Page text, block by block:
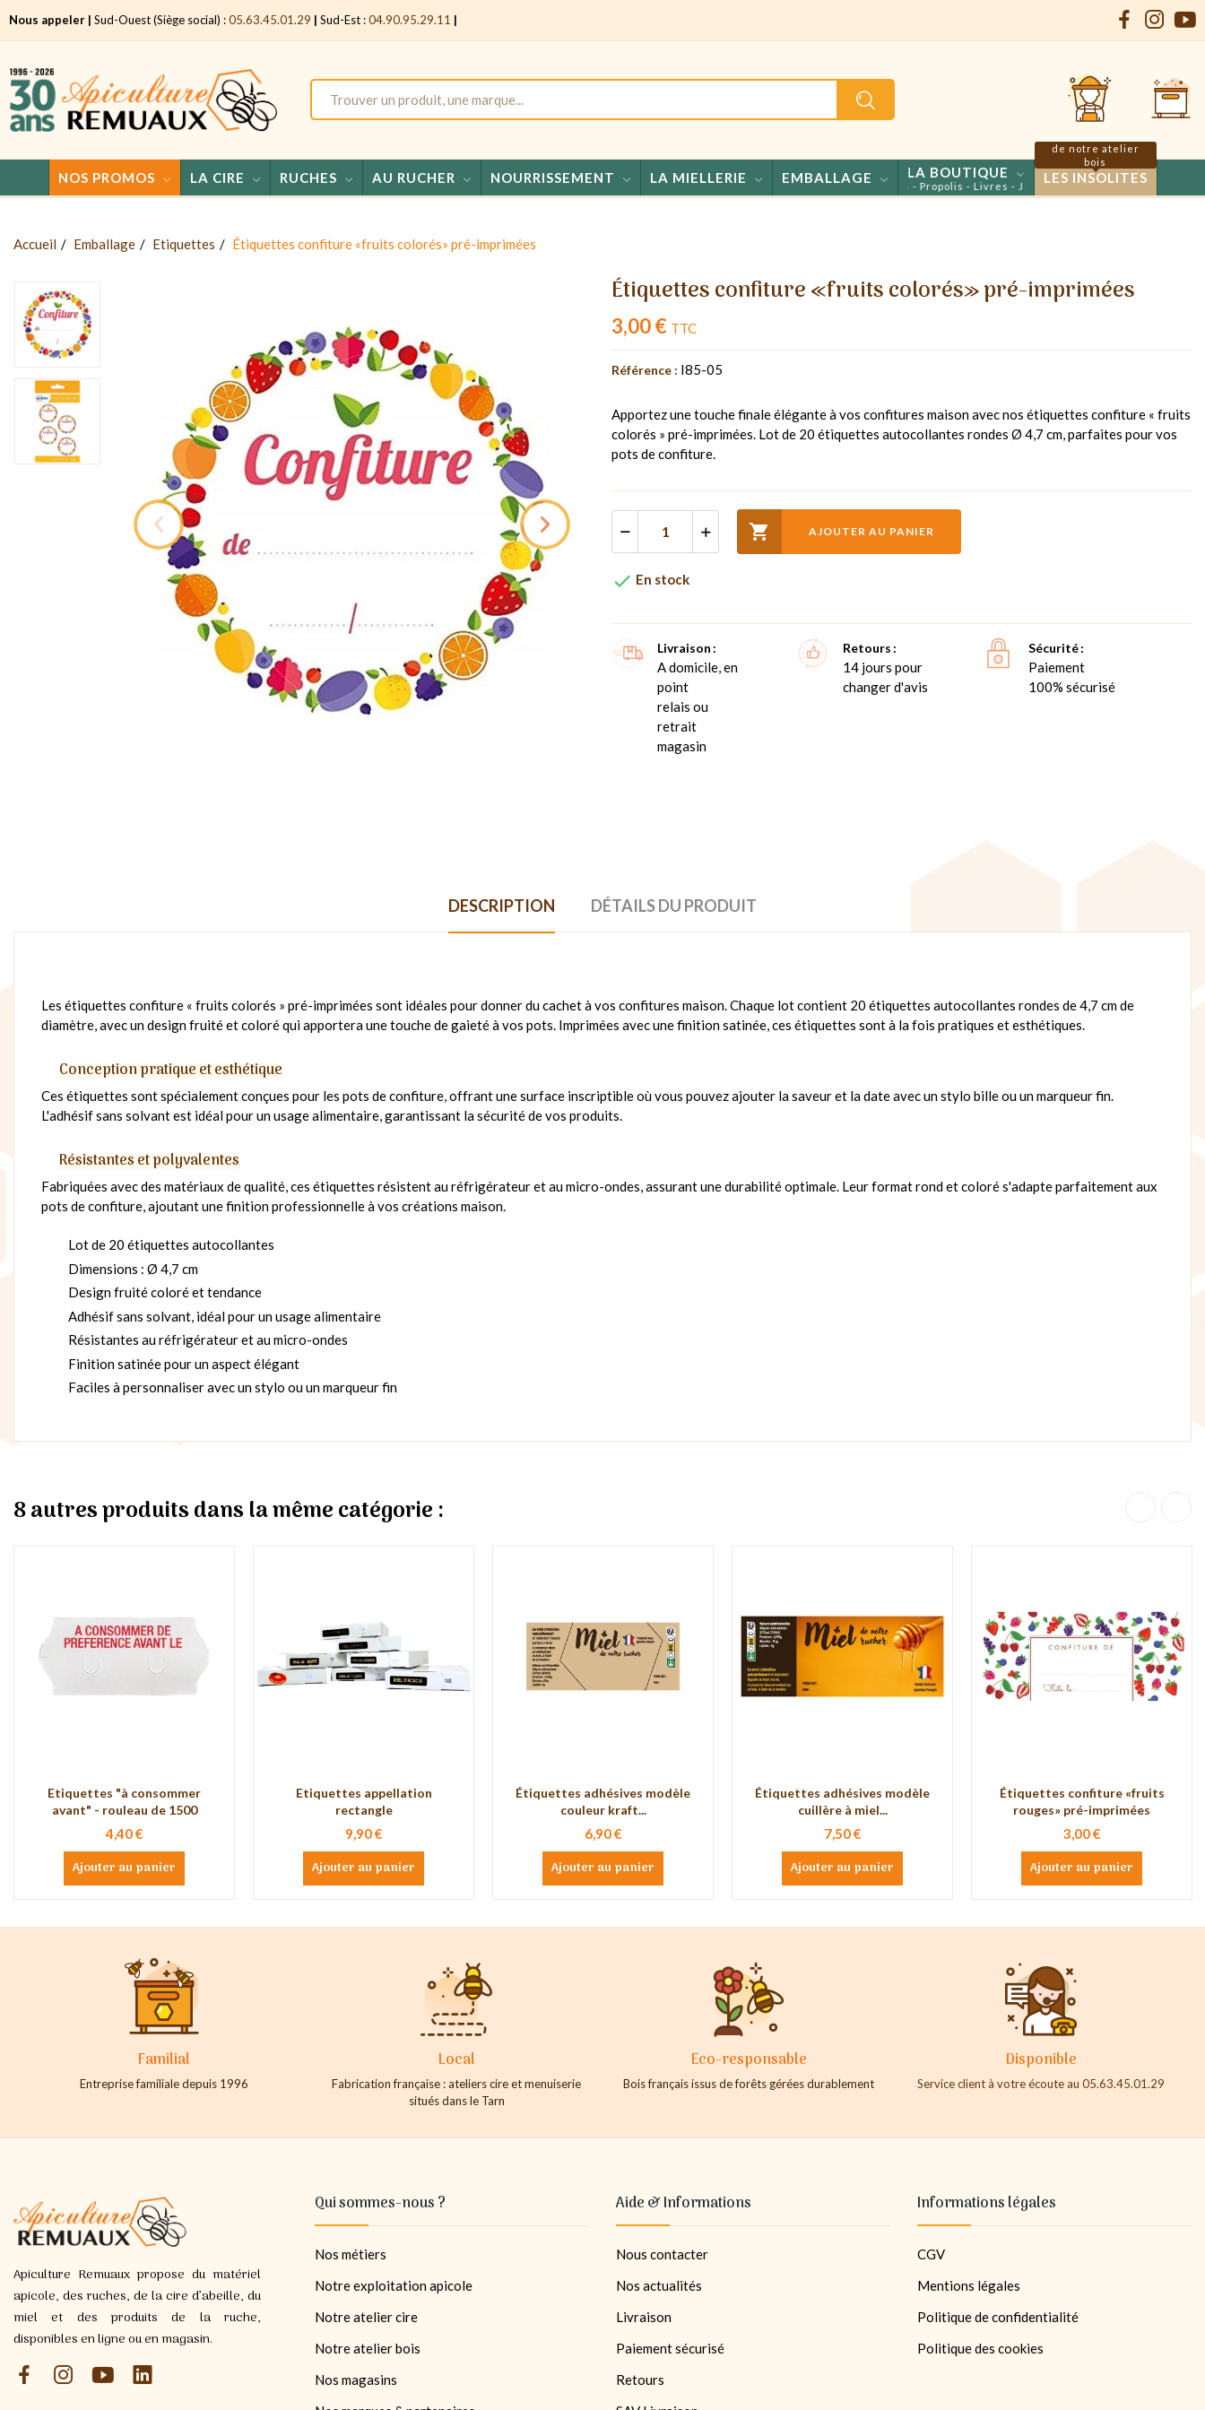
Nous appeler | Sud-Ouest (Siège social) :05.63.45.01.29 | Sud-Est :04.90.95.29.11 |
NOS PROMOS LA CIRE RUCHES AU RUCHER NOURRISSEMENT LA MIELLERIE EMBALLAGE LA BOUTIQUE
Miels - Confiseries - Propolis - Livres - Jeux
LES INSOLITES
de notre atelier
bois
Accueil Emballage Etiquettes Étiquettes confiture «fruits colorés» pré-imprimées
Étiquettes confiture «fruits colorés» pré-imprimées
3,00 € TTC
Référence : I85-05
Apportez une touche finale élégante à vos confitures maison avec nos étiquettes confiture « fruits
colorés » pré-imprimées. Lot de 20 étiquettes autocollantes rondes Ø 4,7 cm, parfaites pour vos
pots de confiture.
 AJOUTER AU PANIER
 En stock
Livraison
A domicile, en
point
relais ou
retrait
magasin
Retours
14 jours pour
changer d'avis
Sécurité
Paiement
100% sécurisé
DESCRIPTION DÉTAILS DU PRODUIT
Les étiquettes confiture « fruits colorés » pré-imprimées sont idéales pour donner du cachet à vos confitures maison. Chaque lot contient 20 étiquettes autocollantes rondes de 4,7 cm de
diamètre, avec un design fruité et coloré qui apportera une touche de gaieté à vos pots. Imprimées avec une finition satinée, ces étiquettes sont à la fois pratiques et esthétiques.
Conception pratique et esthétique
Ces étiquettes sont spécialement conçues pour les pots de confiture, offrant une surface inscriptible où vous pouvez ajouter la saveur et la date avec un stylo bille ou un marqueur fin.
L'adhésif sans solvant est idéal pour un usage alimentaire, garantissant la sécurité de vos produits.
Résistantes et polyvalentes
Fabriquées avec des matériaux de qualité, ces étiquettes résistent au réfrigérateur et au micro-ondes, assurant une durabilité optimale. Leur format rond et coloré s'adapte parfaitement aux
pots de confiture, ajoutant une finition professionnelle à vos créations maison.
Lot de 20 étiquettes autocollantes
Dimensions : Ø 4,7 cm
Design fruité coloré et tendance
Adhésif sans solvant, idéal pour un usage alimentaire
Résistantes au réfrigérateur et au micro-ondes
Finition satinée pour un aspect élégant
Faciles à personnaliser avec un stylo ou un marqueur fin
8 autres produits dans la même catégorie :
Etiquettes "à consommer
avant" - rouleau de 1500
4,40 €
Ajouter au panier
Etiquettes appellation
rectangle
9,90 €
Ajouter au panier
Étiquettes adhésives modèle
couleur kraft...
6,90 €
Ajouter au panier
Étiquettes adhésives modèle
cuillère à miel...
7,50 €
Ajouter au panier
Étiquettes confiture «fruits
rouges» pré-imprimées
3,00 €
Ajouter au panier
Familial
Entreprise familiale depuis 1996
Local
Fabrication française : ateliers cire et menuiserie
situés dans le Tarn
Eco-responsable
Bois français issus de forêts gérées durablement
Disponible
Service client à votre écoute au 05.63.45.01.29
Apiculture Remuaux propose du matériel
apicole, des ruches, de la cire d’abeille, du
miel et des produits de la ruche,
disponibles en ligne ou en magasin.
Qui sommes-nous ?
Nos métiers
Notre exploitation apicole
Notre atelier cire
Notre atelier bois
Nos magasins
Aide & Informations
Nous contacter
Nos actualités
Livraison
Paiement sécurisé
Retours
Informations légales
CGV
Mentions légales
Politique de confidentialité
Politique des cookies